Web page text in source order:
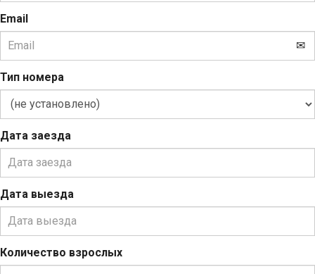
Email
Тип номера
Дата заезда
Дата выезда
Количество взрослых